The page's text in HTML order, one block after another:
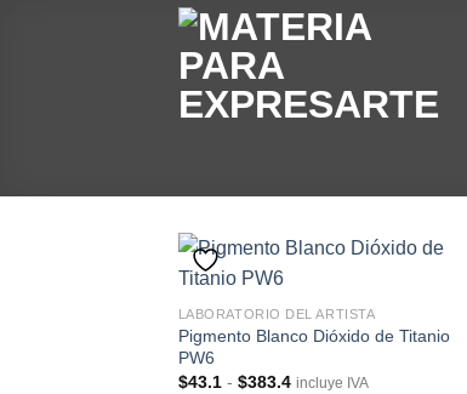
LABORATORIO DEL ARTISTA
Pigmento Blanco Dióxido de Titanio
PW6
$43.1 - $383.4Rango
incluye IVA